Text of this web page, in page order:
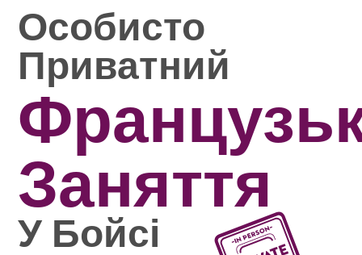
Особисто
Приватний
Заняття
У Бойсі